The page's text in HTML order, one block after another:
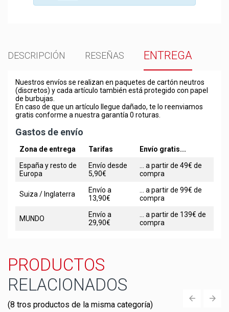
DESCRIPCIÓN RESEÑAS ENTREGA
Nuestros envíos se realizan en paquetes de cartón neutros
(discretos) y cada artículo también está protegido con papel
de burbujas.
En caso de que un artículo llegue dañado, te lo reenviamos
gratis conforme a nuestra garantía 0 roturas.
Gastos de envío
Zona de entrega Tarifas
Envío gratis...
España y resto de
Europa
Envío desde
5,90€
... a partir de 49€ de
compra
Suiza / Inglaterra
Envío a
13,90€
... a partir de 99€ de
compra
MUNDO
Envío a
29,90€
... a partir de 139€ de
compra
PRODUCTOS
RELACIONADOS
(8 tros productos de la misma categoría)